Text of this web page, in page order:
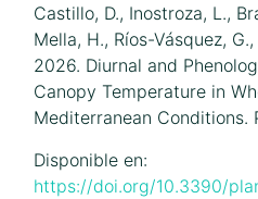
Castillo, D., Inostroza, L.,
Mella, H., Ríos-Vásquez,
2026. Diurnal and
Canopy Temperature in
Mediterranean Conditions.
Disponible en:
https://doi.org/10.3390/